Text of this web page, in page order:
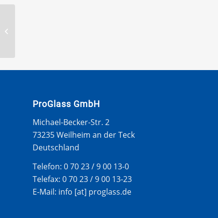
ProGlass GmbH
Michael-Becker-Str. 2
73235 Weilheim an der Teck
Deutschland
Telefon: 0 70 23 / 9 00 13-0
Telefax: 0 70 23 / 9 00 13-23
E-Mail: info [at] proglass.de